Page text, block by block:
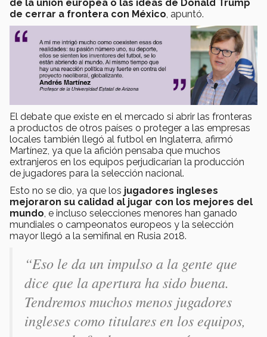
de la unión europea o las ideas de Donald Trump
de cerrar a frontera con México, apuntó.
El debate que existe en el mercado si abrir las fronteras
a productos de otros países o proteger a las empresas
locales también llegó al futbol en Inglaterra, afirmó
Martínez, ya que la afición pensaba que muchos
extranjeros en los equipos perjudicarían la producción
de jugadores para la selección nacional.
Esto no se dio, ya que los jugadores ingleses
mejoraron su calidad al jugar con los mejores del
mundo, e incluso selecciones menores han ganado
mundiales o campeonatos europeos y la selección
mayor llegó a la semifinal en Rusia 2018.
“Eso le da un impulso a la gente que
dice que la apertura ha sido buena.
Tendremos muchos menos jugadores
ingleses como titulares en los equipos,